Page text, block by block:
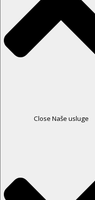
Close Naše usluge